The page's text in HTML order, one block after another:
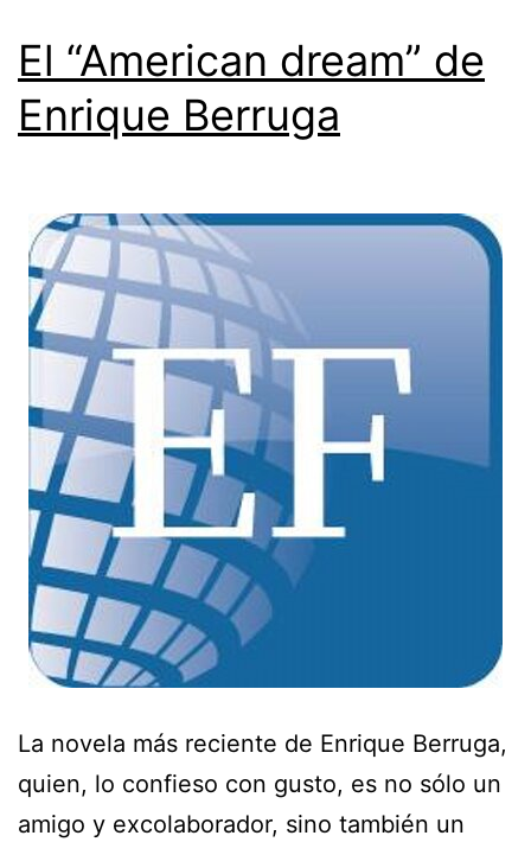
El “American dream” de
Enrique Berruga
La novela más reciente de Enrique Berruga,
quien, lo confieso con gusto, es no sólo un
amigo y excolaborador, sino también un